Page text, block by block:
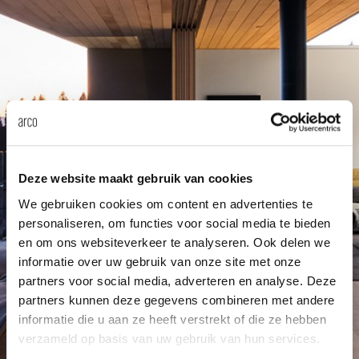
Deze website maakt gebruik van cookies
We gebruiken cookies om content en advertenties te
personaliseren, om functies voor social media te bieden
en om ons websiteverkeer te analyseren. Ook delen we
informatie over uw gebruik van onze site met onze
partners voor social media, adverteren en analyse. Deze
partners kunnen deze gegevens combineren met andere
informatie die u aan ze heeft verstrekt of die ze hebben
verzameld op basis van uw gebruik van hun services.
oval
local
vision
cm13/
cm21
Collection
raw
jorre
ivan
jonas
About Arco